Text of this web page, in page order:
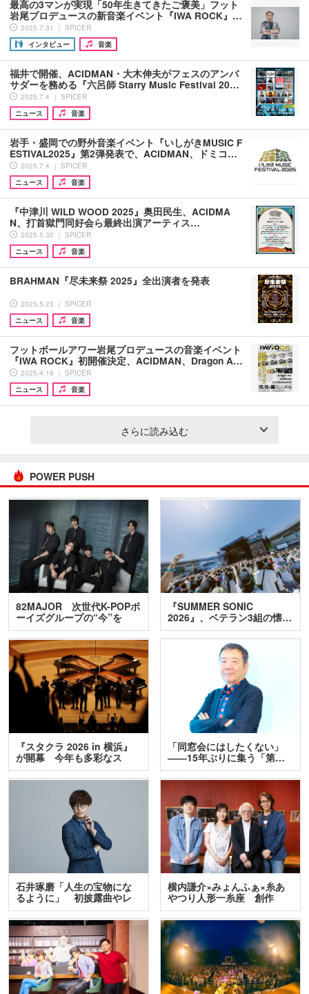
最高の3マンが実現「50年生きてきたご褒美」フット
岩尾プロデュースの新音楽イベント『IWA ROCK』…
2025.7.31 ｜ SPICER
インタビュー
音楽
福井で開催、ACIDMAN・大木伸夫がフェスのアンバ
サダーを務める『六呂師 Starry Music Festival 20…
2025.7.4 ｜ SPICER
ニュース
音楽
岩手・盛岡での野外音楽イベント『いしがきMUSIC F
ESTIVAL2025』第2弾発表で、ACIDMAN、ドミコ…
2025.7.4 ｜ SPICER
ニュース
音楽
『中津川 WILD WOOD 2025』奥田民生、ACIDMA
N、打首獄門同好会ら最終出演アーティス…
2025.5.30 ｜ SPICER
ニュース
音楽
BRAHMAN『尽未来祭 2025』全出演者を発表
2025.5.23 ｜ SPICER
ニュース
音楽
フットボールアワー岩尾プロデュースの音楽イベント
『IWA ROCK』初開催決定、ACIDMAN、Dragon A…
2025.4.19 ｜ SPICER
ニュース
音楽
さらに読み込む
POWER PUSH
82MAJOR 次世代K-POPボ
ーイズグループの“今”を
訊…
『SUMMER SONIC
2026』、ベテラン3組の懐…
『スタクラ 2026 in 横浜』
が開幕 今年も多彩なス
テ…
「同窓会にはしたくない」
――15年ぶりに集う「第…
石井琢磨「人生の宝物にな
るように」 初披露曲やレ
ア…
横内謙介×みょんふぁ×糸あ
やつり人形一糸座 創作
人…